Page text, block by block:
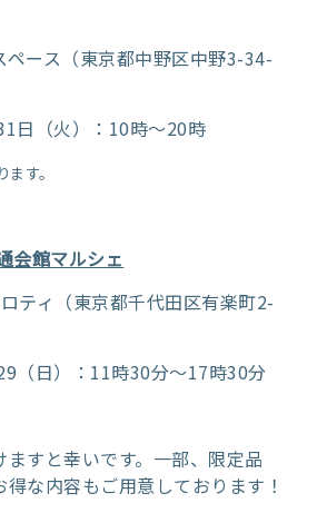
ペース（東京都中野区中野3-34-
日（火）：10時～20時
す。
会館マルシェ
ティ（東京都千代田区有楽町2-
（日）：11時30分～17時30分
すと幸いです。 一部、限定品
得な内容もご用意しております！